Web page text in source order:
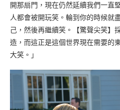
開那扇門，現在仍然延續我們一直
人都會被開玩笑。輪到你的時候就
己，然後再繼續笑。【驚聲尖笑】
造，而這正是這個世界現在需要的
大笑。」